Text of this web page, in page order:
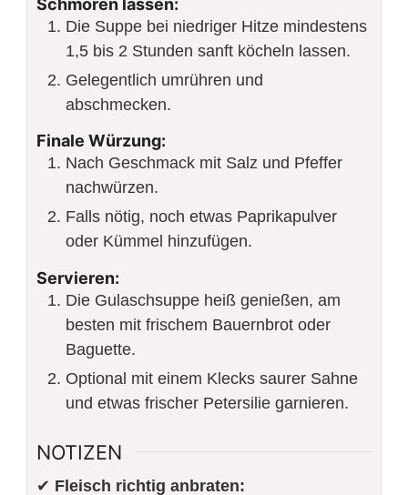
Schmoren lassen:
Die Suppe bei niedriger Hitze mindestens
1,5 bis 2 Stunden sanft köcheln lassen.
Gelegentlich umrühren und
abschmecken.
Finale Würzung:
Nach Geschmack mit Salz und Pfeffer
nachwürzen.
Falls nötig, noch etwas Paprikapulver
oder Kümmel hinzufügen.
Servieren:
Die Gulaschsuppe heiß genießen, am
besten mit frischem Bauernbrot oder
Baguette.
Optional mit einem Klecks saurer Sahne
und etwas frischer Petersilie garnieren.
NOTIZEN
✔ Fleisch richtig anbraten: